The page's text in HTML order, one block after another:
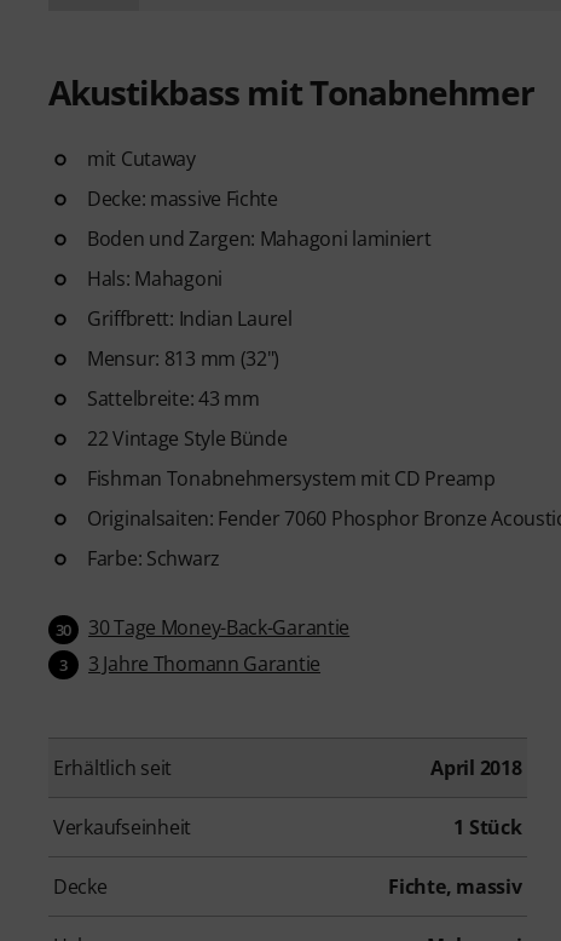
Akustikbass mit Tonabnehmer
mit Cutaway
Decke: massive Fichte
Boden und Zargen: Mahagoni laminiert
Hals: Mahagoni
Griffbrett: Indian Laurel
Mensur: 813 mm (32")
Sattelbreite: 43 mm
22 Vintage Style Bünde
Fishman Tonabnehmersystem mit CD Preamp
Originalsaiten: Fender 7060 Phosphor Bronze
Farbe: Schwarz
30 30 Tage Money-Back-Garantie
3 3 Jahre Thomann Garantie
Erhältlich seit April 2018
Verkaufseinheit 1 Stück
Decke Fichte, massiv